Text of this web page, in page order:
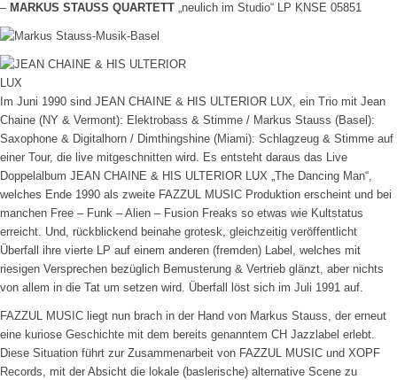
– MARKUS STAUSS QUARTETT „neulich im Studio“ LP KNSE 05851
Im Juni 1990 sind JEAN CHAINE & HIS ULTERIOR LUX, ein Trio mit Jean
Chaine (NY & Vermont): Elektrobass & Stimme / Markus Stauss (Basel):
Saxophone & Digitalhorn / Dimthingshine (Miami): Schlagzeug & Stimme auf
einer Tour, die live mitgeschnitten wird. Es entsteht daraus das Live
Doppelalbum JEAN CHAINE & HIS ULTERIOR LUX „The Dancing Man“,
welches Ende 1990 als zweite FAZZUL MUSIC Produktion erscheint und bei
manchen Free – Funk – Alien – Fusion Freaks so etwas wie Kultstatus
erreicht. Und, rückblickend beinahe grotesk, gleichzeitig veröffentlicht
Überfall ihre vierte LP auf einem anderen (fremden) Label, welches mit
riesigen Versprechen bezüglich Bemusterung & Vertrieb glänzt, aber nichts
von allem in die Tat um setzen wird. Überfall löst sich im Juli 1991 auf.
FAZZUL MUSIC liegt nun brach in der Hand von Markus Stauss, der erneut
eine kuriose Geschichte mit dem bereits genanntem CH Jazzlabel erlebt.
Diese Situation führt zur Zusammenarbeit von FAZZUL MUSIC und XOPF
Records, mit der Absicht die lokale (baslerische) alternative Scene zu